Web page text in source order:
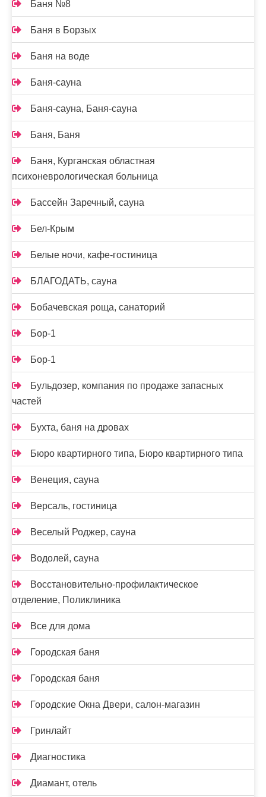
Баня №8
Баня в Борзых
Баня на воде
Баня-сауна
Баня-сауна, Баня-сауна
Баня, Баня
Баня, Курганская областная
психоневрологическая больница
Бассейн Заречный, сауна
Бел-Крым
Белые ночи, кафе-гостиница
БЛАГОДАТЬ, сауна
Бобачевская роща, санаторий
Бор-1
Бор-1
Бульдозер, компания по продаже запасных
частей
Бухта, баня на дровах
Бюро квартирного типа, Бюро квартирного типа
Венеция, сауна
Версаль, гостиница
Веселый Роджер, сауна
Водолей, сауна
Восстановительно-профилактическое
отделение, Поликлиника
Все для дома
Городская баня
Городская баня
Городские Окна Двери, салон-магазин
Гринлайт
Диагностика
Диамант, отель